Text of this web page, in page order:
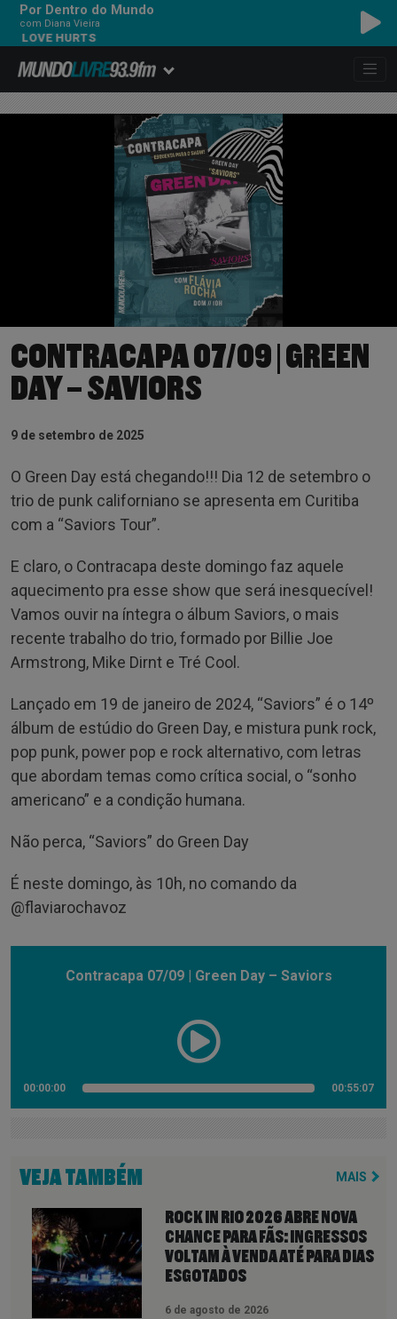
Por Dentro do Mundo
com Diana Vieira
LOVE HURTS
CONTRACAPA 07/09 | GREEN
DAY – SAVIORS
9 de setembro de 2025
O Green Day está chegando!!! Dia 12 de setembro o
trio de punk californiano se apresenta em Curitiba
com a “Saviors Tour”.
E claro, o Contracapa deste domingo faz aquele
aquecimento pra esse show que será inesquecível!
Vamos ouvir na íntegra o álbum Saviors, o mais
recente trabalho do trio, formado por Billie Joe
Armstrong, Mike Dirnt e Tré Cool.
Lançado em 19 de janeiro de 2024, “Saviors” é o 14º
álbum de estúdio do Green Day, e mistura punk rock,
pop punk, power pop e rock alternativo, com letras
que abordam temas como crítica social, o “sonho
americano” e a condição humana.
Não perca, “Saviors” do Green Day
É neste domingo, às 10h, no comando da
@‌flaviarochavoz
Contracapa 07/09 | Green Day – Saviors
00:00:00 00:55:07
VEJA TAMBÉM MAIS
ROCK IN RIO 2026 ABRE NOVA
CHANCE PARA FÃS: INGRESSOS
VOLTAM À VENDA ATÉ PARA DIAS
ESGOTADOS
6 de agosto de 2026